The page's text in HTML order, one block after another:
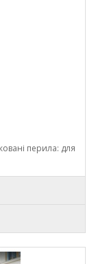
перила: для